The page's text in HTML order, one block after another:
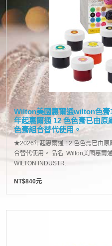
Wilton美國惠爾通wilton色
年起惠爾通 12 色色膏已由原
色膏組合替代使用。
★2026年起惠爾通 12 色色膏已由原
合替代使用。 品名: Wilton美國惠爾
WILTON INDUSTR..
NT$840元